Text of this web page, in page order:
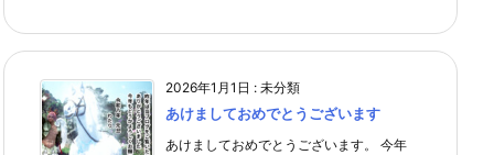
2026年1月1日 : 未分類
あけましておめでとうございます
あけましておめでとうございます。 今年